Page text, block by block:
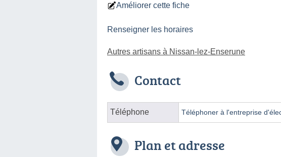
Améliorer cette fiche
Renseigner les horaires
Autres artisans à Nissan-lez-Enserune
Contact
Téléphone Téléphoner à l'entreprise
Plan et adresse